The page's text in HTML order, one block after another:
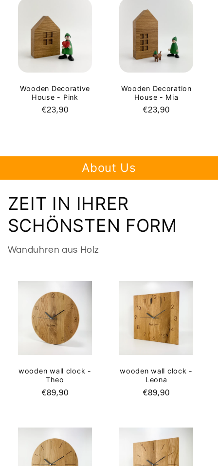
Wooden Decorative
House - Pink
Regular
€23,90
Wooden Decoration
House - Mia
Regular
€23,90
About Us
ZEIT IN IHRER
SCHÖNSTEN FORM
Wanduhren aus Holz
wooden wall clock -
Theo
Regular
€89,90
wooden wall clock -
Leona
Regular
€89,90